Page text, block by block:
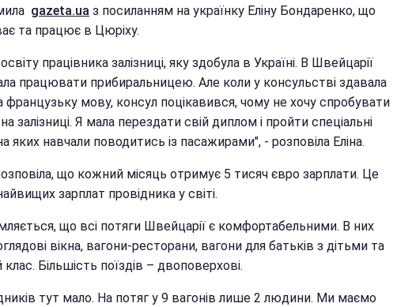
gazeta.ua з посиланням на українку Еліну Бондаренко, що
та працює в Цюріху.
працівника залізниці, яку здобула в Україні. В Швейцарії
працювати прибиральницею. Але коли у консульстві здавала
французьку мову, консул поцікавився, чому не хочу спробувати
залізниці. Я мала перездати свій диплом і пройти спеціальні
яких навчали поводитись із пасажирами", - розповіла Еліна.
що кожний місяць отримує 5 тисяч євро зарплати. Це
зарплат провідника у світі.
що всі потяги Швейцарії є комфортабельними. В них
вікна, вагони-ресторани, вагони для батьків з дітьми та
Більшість поїздів – двоповерхові.
тут мало. На потяг у 9 вагонів лише 2 людини. Ми маємо